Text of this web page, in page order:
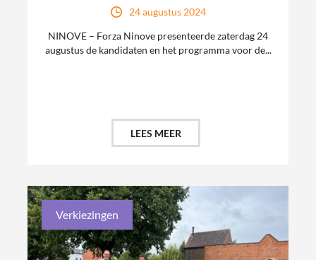
24 augustus 2024
NINOVE – Forza Ninove presenteerde zaterdag 24
augustus de kandidaten en het programma voor de...
LEES MEER
Verkiezingen